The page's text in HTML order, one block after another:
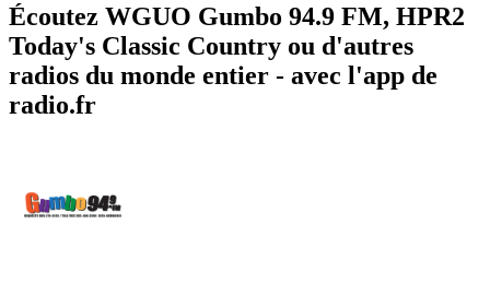
Écoutez WGUO Gumbo 94.9 FM, HPR2
Today's Classic Country ou d'autres
radios du monde entier - avec l'app de
radio.fr